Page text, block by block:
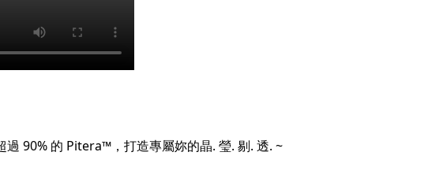
90% 的 Pitera™，打造專屬妳的晶. 瑩. 剔. 透. ~